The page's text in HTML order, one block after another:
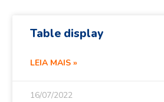
Table display
LEIA MAIS »
16/07/2022